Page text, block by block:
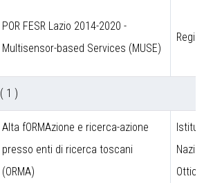
POR FESR Lazio 2014-2020 -
Multisensor-based Services (MUSE)
( 1 )
Alta fORMAzione e ricerca-azione
presso enti di ricerca toscani
(ORMA)
Ottica